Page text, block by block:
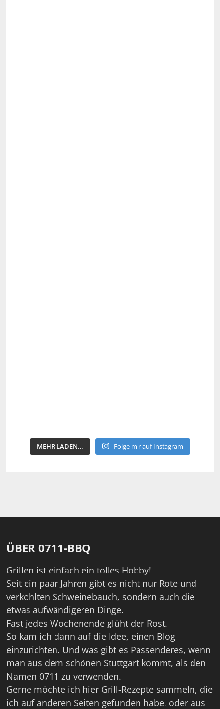
MEHR LADEN... Folge mir auf Instagram
ÜBER 0711-BBQ
Grillen ist einfach ein tolles Hobby!
Seit ein paar Jahren gibt es nicht nur Rote und
verkohlten Schweinebauch, sondern auch die
etwas aufwändigeren Dinge.
Fast jedes Wochenende glüht der Rost.
So kam ich dann auf die Idee, einen Blog
einzurichten. Und was gibt es Passenderes, wenn
man aus dem schönen Stuttgart kommt, als den
Namen 0711 zu verwenden.
Gerne möchte ich hier Grill-Rezepte sammeln, die
ich auf anderen Seiten gefunden habe, oder aus